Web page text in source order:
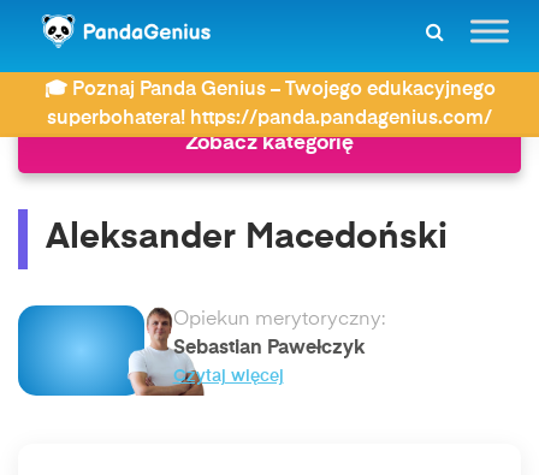
🎓 Poznaj Panda Genius – Twojego edukacyjnego
superbohatera! https://panda.pandagenius.com/
ZDAY Historia Aleksander Macedoński
Zobacz kategorię
Aleksander Macedoński
Opiekun merytoryczny:
Sebastian Pawełczyk
Czytaj więcej